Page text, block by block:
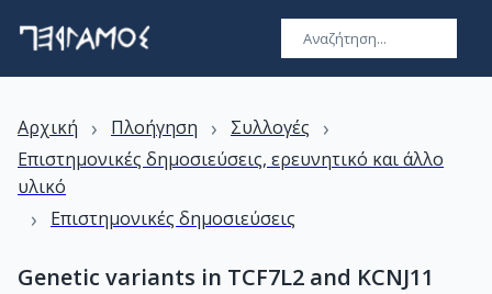
Αρχική › Πλοήγηση › Συλλογές ›
Επιστημονικές δημοσιεύσεις, ερευνητικό και άλλο
υλικό
› Επιστημονικές δημοσιεύσεις
Genetic variants in TCF7L2 and KCNJ11